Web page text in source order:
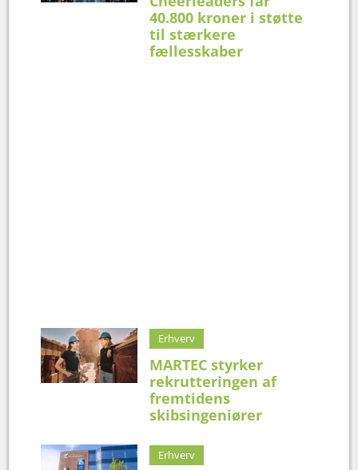
40.800 kroner i støtte
til stærkere
fællesskaber
Erhverv
MARTEC styrker
rekrutteringen af
fremtidens
skibsingeniører
Erhverv